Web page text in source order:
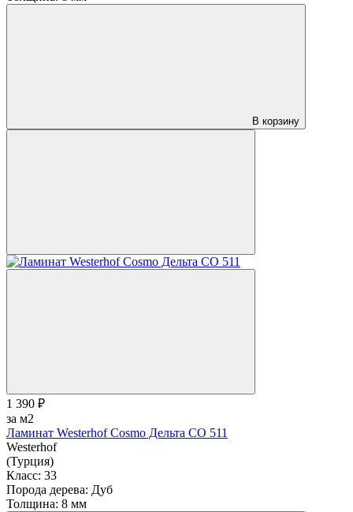
В корзину
1 390 ₽
за м2
Ламинат Westerhof Cosmo Дельта СО 511
Westerhof
(Турция)
Класс: 33
Порода дерева: Дуб
Толщина: 8 мм